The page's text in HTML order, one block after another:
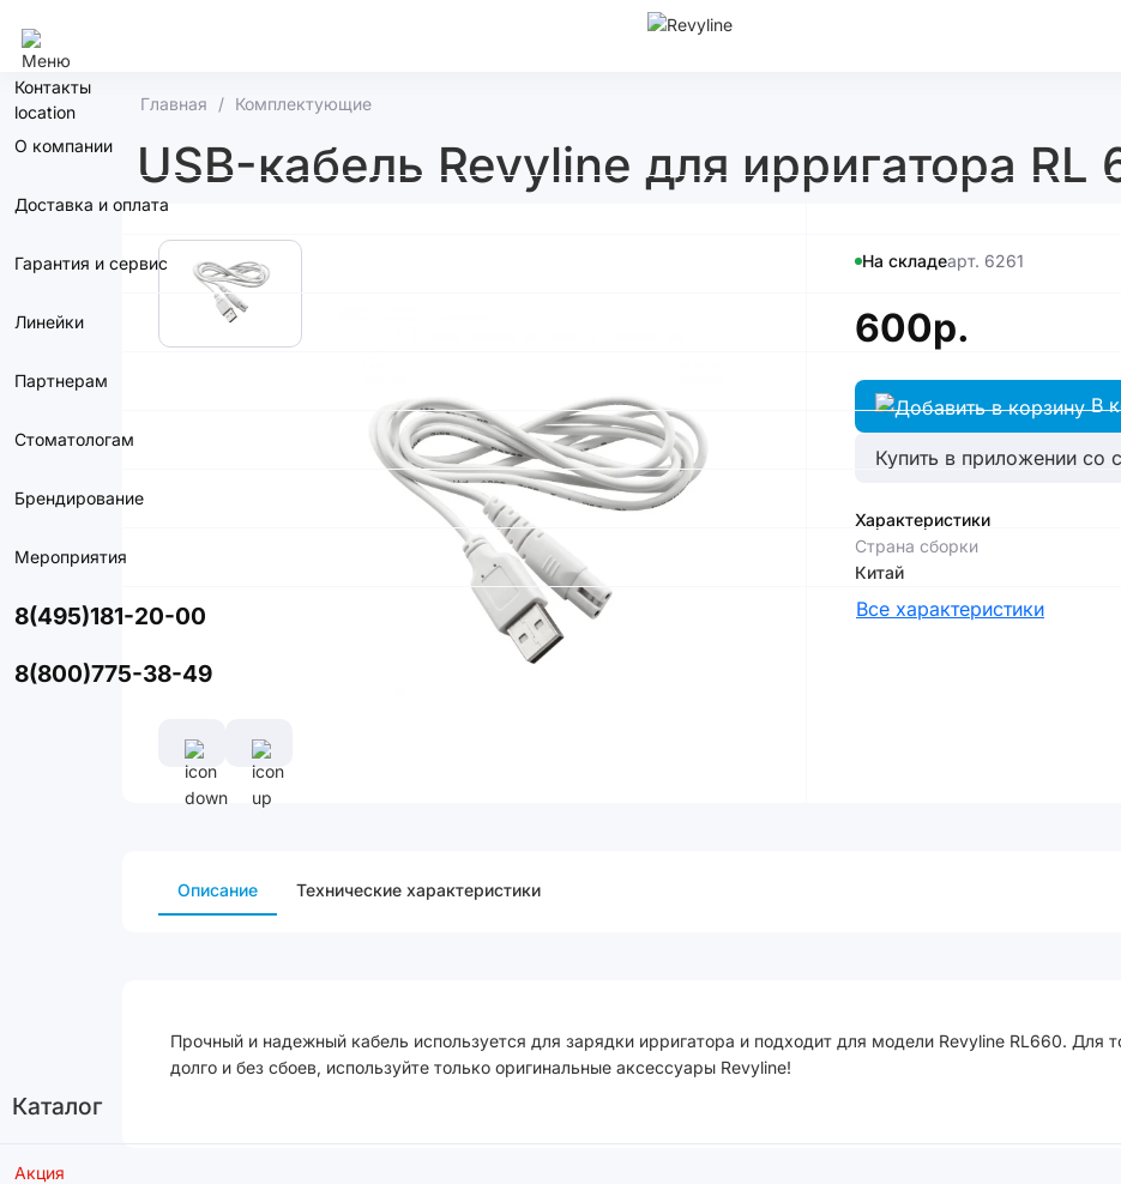
Контакты
О компании
Доставка и оплата
Гарантия и сервис
Линейки
Партнерам
Стоматологам
Брендирование
Мероприятия
8(495)181-20-00
8(800)775-38-49
Каталог
Акция
Главная Комплектующие
USB-кабель Revyline для ирригатора RL
На складеарт. 6261
600р.
В
Купить в приложении со
Характеристики
Страна сборки
Китай
Все характеристики
Описание Технические характеристики
Прочный и надежный кабель используется для зарядки ирригатора и подходит для модели Revyline RL660. Для
долго и без сбоев, используйте только оригинальные аксессуары Revyline!